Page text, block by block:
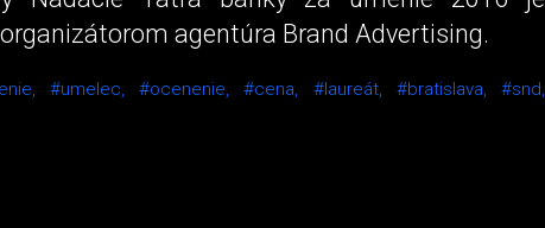
agentúra Brand Advertising.
#umelec, #ocenenie,#cena, #laureát, #bratislava, #snd,